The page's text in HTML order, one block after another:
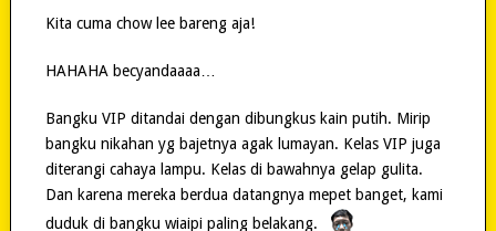
Kita cuma chow lee bareng aja!
HAHAHA becyandaaaa…
Bangku VIP ditandai dengan dibungkus kain putih. Mirip
bangku nikahan yg bajetnya agak lumayan. Kelas VIP juga
diterangi cahaya lampu. Kelas di bawahnya gelap gulita.
Dan karena mereka berdua datangnya mepet banget, kami
duduk di bangku wiaipi paling belakang.